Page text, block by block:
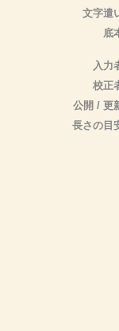
文字遣
底
入力
校正
公開 / 更
長さの目